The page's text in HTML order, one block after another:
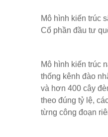
Mô hình kiến trúc
Cổ phần đầu tư
Mô hình kiến trúc
thống kênh đào
và hơn 400 cây
theo đúng tỷ lệ,
từng công đoạn